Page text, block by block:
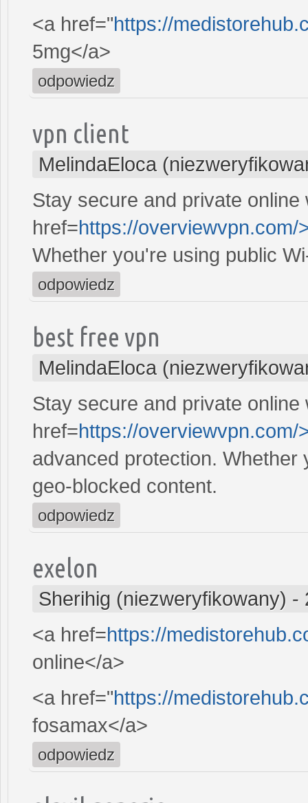
<a href="https://
5mg</a>
odpowiedz
vpn client
MelindaEloca
Stay secure and private online
href=https://overviewvpn.com/
Whether you're using public
odpowiedz
best free vpn
MelindaEloca
Stay secure and private online
href=https://overviewvpn.com/
advanced protection.
geo-blocked content.
odpowiedz
exelon
Sherihig (niezweryfikowany) -
<a href=https://
online</a>
<a href="https://
fosamax</a>
odpowiedz